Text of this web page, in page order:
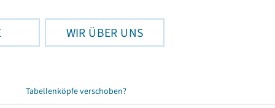
WIR ÜBER UNS
Tabellenköpfe verschoben?